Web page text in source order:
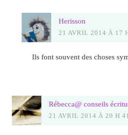
Herisson
21 AVRIL 2014 À 17
Ils font souvent des choses
Rébecca@ conseils
21 AVRIL 2014 À 20 H